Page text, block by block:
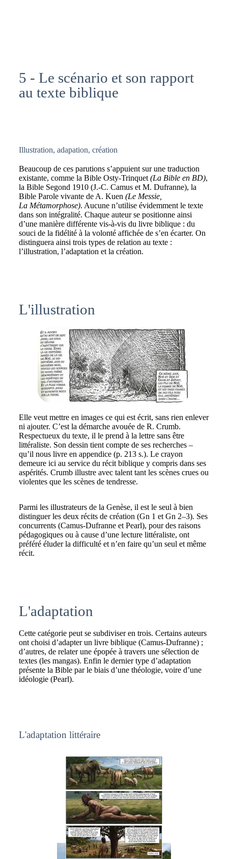
5 - Le scénario et son rapport
au texte biblique
Illustration, adapation, création
Beaucoup de ces parutions s’appuient sur une traduction
existante, comme la Bible Osty-Trinquet (La Bible en BD),
la Bible Segond 1910 (J.-C. Camus et M. Dufranne), la
Bible Parole vivante de A. Kuen (Le Messie,
La Métamorphose). Aucune n’utilise évidemment le texte
dans son intégralité. Chaque auteur se positionne ainsi
d’une manière différente vis-à-vis du livre biblique : du
souci de la fidélité à la volonté affichée de s’en écarter. On
distinguera ainsi trois types de relation au texte :
l’illustration, l’adaptation et la création.
L'illustration
Elle veut mettre en images ce qui est écrit, sans rien enlever
ni ajouter. C’est la démarche avouée de R. Crumb.
Respectueux du texte, il le prend à la lettre sans être
littéraliste. Son dessin tient compte de ses recherches –
qu’il nous livre en appendice (p. 213 s.). Le crayon
demeure ici au service du récit biblique y compris dans ses
aspérités. Crumb illustre avec talent tant les scènes crues ou
violentes que les scènes de tendresse.
Parmi les illustrateurs de la Genèse, il est le seul à bien
distinguer les deux récits de création (Gn 1 et Gn 2–3). Ses
concurrents (Camus-Dufranne et Pearl), pour des raisons
pédagogiques ou à cause d’une lecture littéraliste, ont
préféré éluder la difficulté et n’en faire qu’un seul et même
récit.
L'adaptation
Cette catégorie peut se subdiviser en trois. Certains auteurs
ont choisi d’adapter un livre biblique (Camus-Dufranne) ;
d’autres, de relater une épopée à travers une sélection de
textes (les mangas). Enfin le dernier type d’adaptation
présente la Bible par le biais d’une théologie, voire d’une
idéologie (Pearl).
L'adaptation littéraire